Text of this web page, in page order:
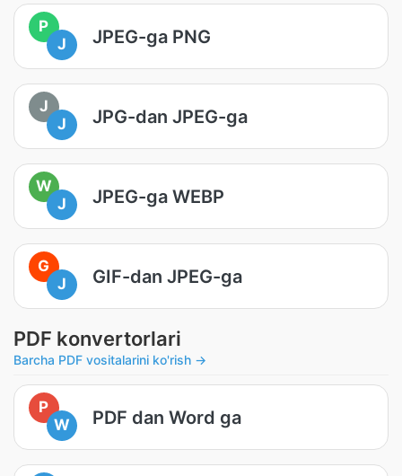
P
J
JPEG-ga PNG
J
J
JPG-dan JPEG-ga
W
J
JPEG-ga WEBP
G
J
GIF-dan JPEG-ga
PDF konvertorlari
Barcha PDF vositalarini ko'rish →
P
W
PDF dan Word ga